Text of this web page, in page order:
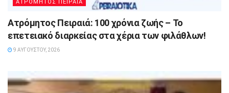
ΑΤΡΟΜΗΤΟΣ ΠΕΙΡΑΙΑ
Ατρόμητος Πειραιά: 100 χρόνια ζωής – Το
επετειακό διαρκείας στα χέρια των φιλάθλων!
9 ΑΥΓΟΎΣΤΟΥ, 2026